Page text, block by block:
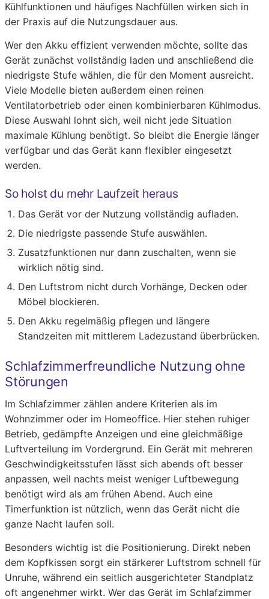
Kühlfunktionen und häufiges Nachfüllen wirken sich in
der Praxis auf die Nutzungsdauer aus.
Wer den Akku effizient verwenden möchte, sollte das
Gerät zunächst vollständig laden und anschließend die
niedrigste Stufe wählen, die für den Moment ausreicht.
Viele Modelle bieten außerdem einen reinen
Ventilatorbetrieb oder einen kombinierbaren Kühlmodus.
Diese Auswahl lohnt sich, weil nicht jede Situation
maximale Kühlung benötigt. So bleibt die Energie länger
verfügbar und das Gerät kann flexibler eingesetzt
werden.
So holst du mehr Laufzeit heraus
Das Gerät vor der Nutzung vollständig aufladen.
Die niedrigste passende Stufe auswählen.
Zusatzfunktionen nur dann zuschalten, wenn sie
wirklich nötig sind.
Den Luftstrom nicht durch Vorhänge, Decken oder
Möbel blockieren.
Den Akku regelmäßig pflegen und längere
Standzeiten mit mittlerem Ladezustand überbrücken.
Schlafzimmerfreundliche Nutzung ohne
Störungen
Im Schlafzimmer zählen andere Kriterien als im
Wohnzimmer oder im Homeoffice. Hier stehen ruhiger
Betrieb, gedämpfte Anzeigen und eine gleichmäßige
Luftverteilung im Vordergrund. Ein Gerät mit mehreren
Geschwindigkeitsstufen lässt sich abends oft besser
anpassen, weil nachts meist weniger Luftbewegung
benötigt wird als am frühen Abend. Auch eine
Timerfunktion ist nützlich, wenn das Gerät nicht die
ganze Nacht laufen soll.
Besonders wichtig ist die Positionierung. Direkt neben
dem Kopfkissen sorgt ein stärkerer Luftstrom schnell für
Unruhe, während ein seitlich ausgerichteter Standplatz
oft angenehmer wirkt. Wer das Gerät im Schlafzimmer